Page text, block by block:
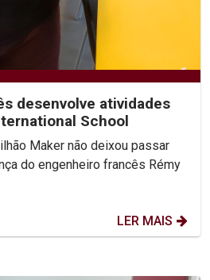
desenvolve atividades
School
Maker não deixou passar
do engenheiro francês Rémy
LER MAIS